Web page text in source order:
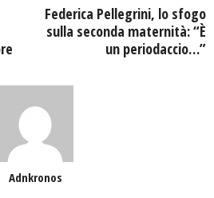
Federica Pellegrini, lo sfogo
sulla seconda maternità: “È
un periodaccio…”
Adnkronos